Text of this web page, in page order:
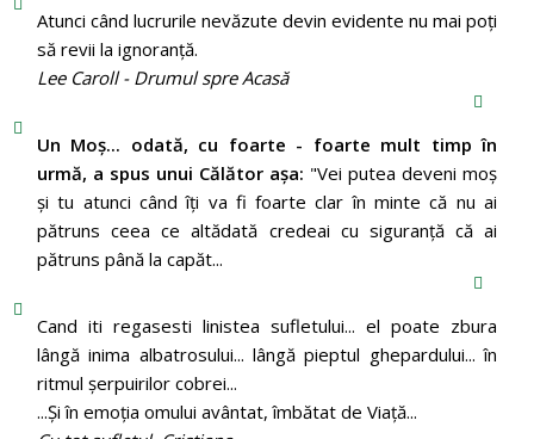
Atunci când lucrurile nevăzute devin evidente nu mai poți
să revii la ignoranță.
Lee Caroll - Drumul spre Acasă
Un Moş... odată, cu foarte - foarte mult timp în
urmă, a spus unui Călător aşa: "Vei putea deveni moş
şi tu atunci când îţi va fi foarte clar în minte că nu ai
pătruns ceea ce altădată credeai cu siguranţă că ai
pătruns până la capăt...
Cand iti regasesti linistea sufletului... el poate zbura
lângă inima albatrosului... lângă pieptul ghepardului... în
ritmul şerpuirilor cobrei...
...Şi în emoţia omului avântat, îmbătat de Viaţă...